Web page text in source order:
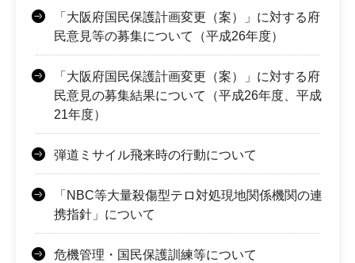
「大阪府国民保護計画変更（案）」に対する府
民意見等の募集について（平成26年度）
「大阪府国民保護計画変更（案）」に対する府
民意見の募集結果について（平成26年度、平成
21年度）
弾道ミサイル飛来時の行動について
「NBC等大量殺傷型テロ対処現地関係機関の連
携指針」について
危機管理・国民保護訓練等について